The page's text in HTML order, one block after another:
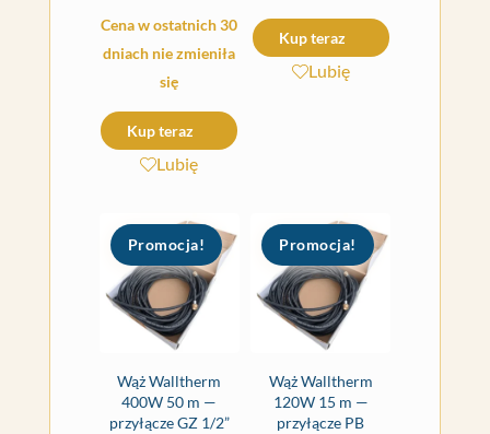
wynosiła:
379,00 zł.
cena
wynosi:
Cena w ostatnich 30
dniach nie zmieniła
się
Kup teraz
Lubię
wynosiła:
439,00 zł.
cena
wynosi:
Kup teraz
Lubię
Promocja!
Wąż Walltherm
400W 50 m —
przyłącze GZ 1/2”
Promocja!
Wąż Walltherm
120W 15 m —
przyłącze PB